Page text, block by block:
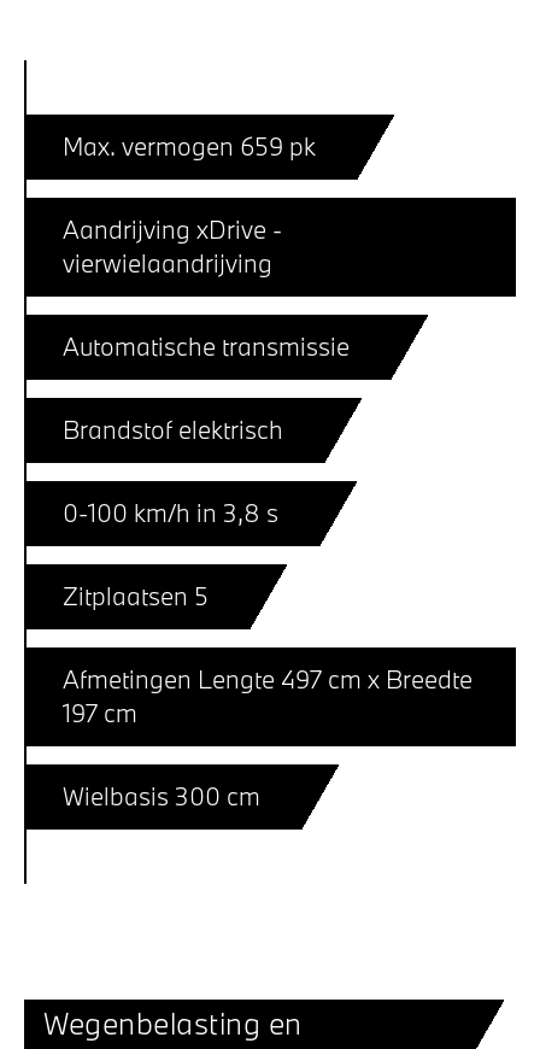
Max. vermogen 659 pk
Aandrijving xDrive -
vierwielaandrijving
Automatische transmissie
Brandstof elektrisch
0-100 km/h in 3,8 s
Zitplaatsen 5
Afmetingen Lengte 497 cm x Breedte
197 cm
Wielbasis 300 cm
Wegenbelasting en